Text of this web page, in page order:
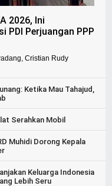
2026, Ini
PDI Perjuangan PPP
Cristian Rudy
Ketika Mau Tahajud,
Serahkan Mobil
Muhidi Dorong Kepala
Keluarga Indonesia
Lebih Seru